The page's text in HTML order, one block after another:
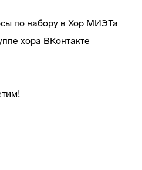
по набору в Хор МИЭТа
хора ВКонтакте